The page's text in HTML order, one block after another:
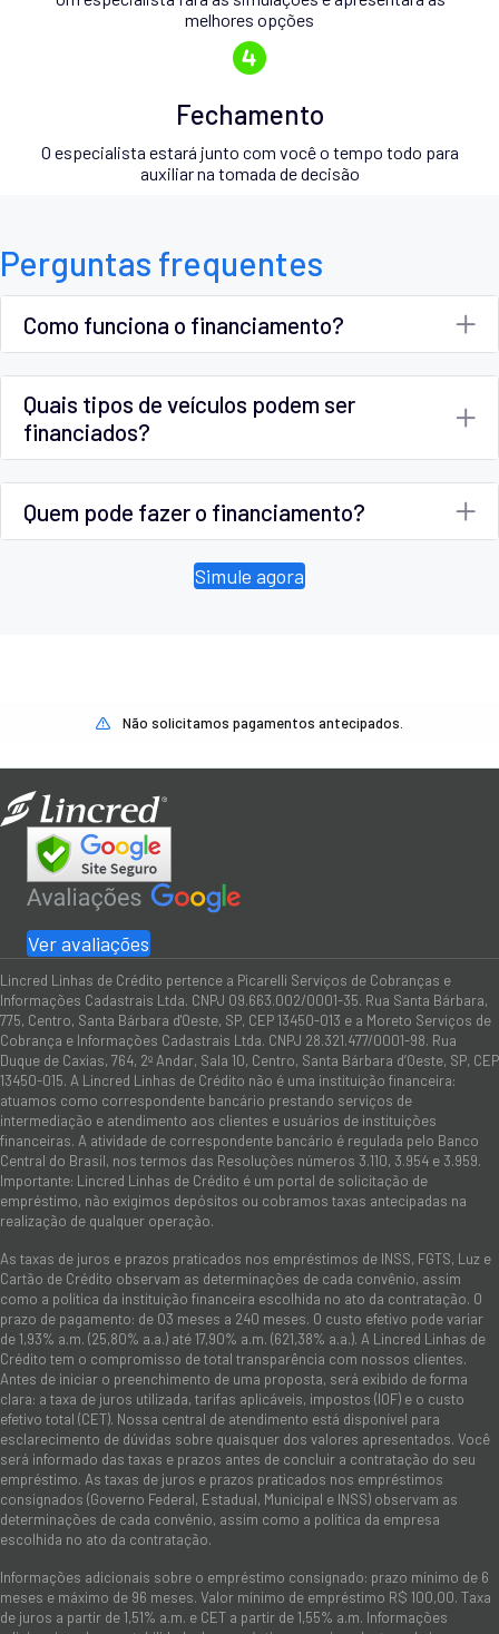
melhores opções
Fechamento
O especialista estará junto com você o tempo todo para
auxiliar na tomada de decisão
Perguntas frequentes
Como funciona o financiamento?
Quais tipos de veículos podem ser
financiados?
Quem pode fazer o financiamento?
Simule agora
Não solicitamos pagamentos antecipados.
Ver avaliações
Lincred Linhas de Crédito pertence a Picarelli Serviços de Cobranças e
Informações Cadastrais Ltda. CNPJ 09.663.002/0001-35. Rua Santa Bárbara,
775, Centro, Santa Bárbara d'Oeste, SP, CEP 13450-013 e a Moreto Serviços de
Cobrança e Informações Cadastrais Ltda. CNPJ 28.321.477/0001-98. Rua
Duque de Caxias, 764, 2º Andar, Sala 10, Centro, Santa Bárbara d’Oeste, SP, CEP
13450-015. A Lincred Linhas de Crédito não é uma instituição financeira:
atuamos como correspondente bancário prestando serviços de
intermediação e atendimento aos clientes e usuários de instituições
financeiras. A atividade de correspondente bancário é regulada pelo Banco
Central do Brasil, nos termos das Resoluções números 3.110, 3.954 e 3.959.
Importante: Lincred Linhas de Crédito é um portal de solicitação de
empréstimo, não exigimos depósitos ou cobramos taxas antecipadas na
realização de qualquer operação.
As taxas de juros e prazos praticados nos empréstimos de INSS, FGTS, Luz e
Cartão de Crédito observam as determinações de cada convênio, assim
como a política da instituição financeira escolhida no ato da contratação. O
prazo de pagamento: de 03 meses a 240 meses. O custo efetivo pode variar
de 1,93% a.m. (25,80% a.a.) até 17,90% a.m. (621,38% a.a.). A Lincred Linhas de
Crédito tem o compromisso de total transparência com nossos clientes.
Antes de iniciar o preenchimento de uma proposta, será exibido de forma
clara: a taxa de juros utilizada, tarifas aplicáveis, impostos (IOF) e o custo
efetivo total (CET). Nossa central de atendimento está disponível para
esclarecimento de dúvidas sobre quaisquer dos valores apresentados. Você
será informado das taxas e prazos antes de concluir a contratação do seu
empréstimo. As taxas de juros e prazos praticados nos empréstimos
consignados (Governo Federal, Estadual, Municipal e INSS) observam as
determinações de cada convênio, assim como a política da empresa
escolhida no ato da contratação.
Informações adicionais sobre o empréstimo consignado: prazo mínimo de 6
meses e máximo de 96 meses. Valor mínimo de empréstimo R$ 100,00. Taxa
de juros a partir de 1,51% a.m. e CET a partir de 1,55% a.m. Informações